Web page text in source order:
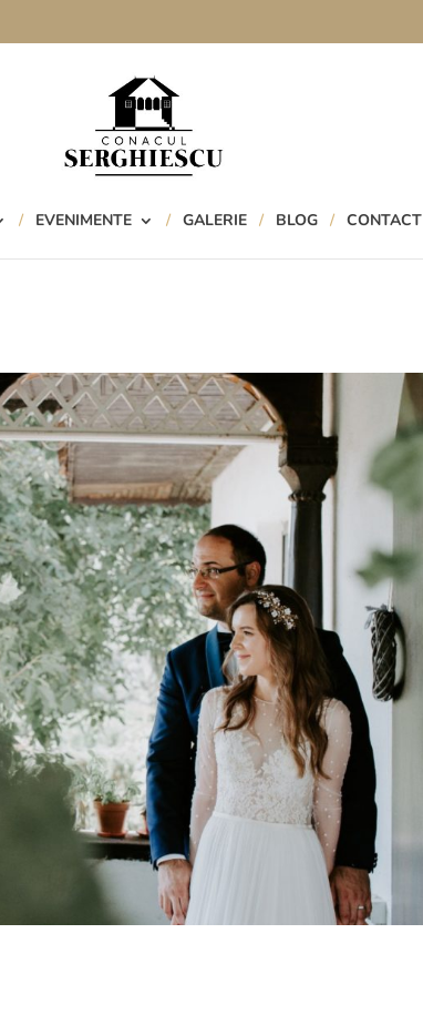
EVENIMENTE GALERIE BLOG CONTACT